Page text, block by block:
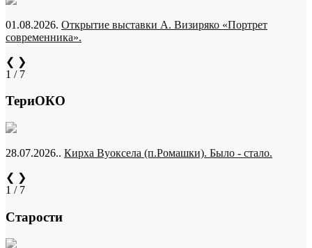
01.08.2026. Открытие выставки А. Визиряко «Портрет
современника».
❮ ❯
1 / 7
ТериОКО
28.07.2026.. Кирха Вуоксела (п.Ромашки). Было - стало.
❮ ❯
1 / 7
Старости